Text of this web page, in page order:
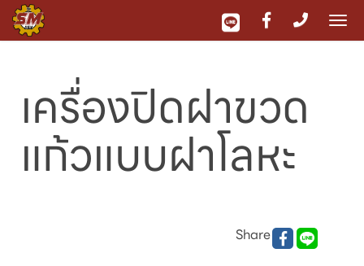
เครื่องปิดฝาขวด
แก้วแบบฝาโลหะ
Share